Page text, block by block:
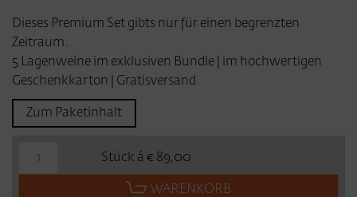
Dieses Premium Set gibts nur für einen begrenzten
Zeitraum.
5 Lagenweine im exklusiven Bundle | im hochwertigen
Geschenkkarton | Gratisversand.
Zum Paketinhalt
Stück á € 89,00
WARENKORB